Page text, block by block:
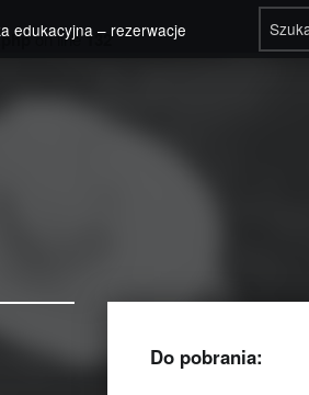
on line132
Szukaj:
edukacyjna – rezerwacje
Do pobrania: